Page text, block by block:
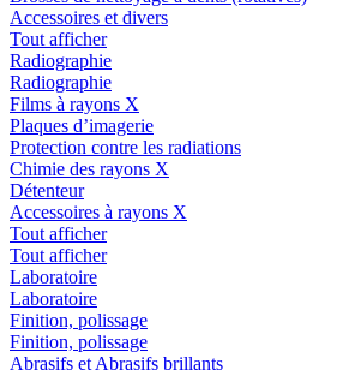
Accessoires et divers
Tout afficher
Radiographie
Radiographie
Films à rayons X
Plaques d’imagerie
Protection contre les radiations
Chimie des rayons X
Détenteur
Accessoires à rayons X
Tout afficher
Tout afficher
Laboratoire
Laboratoire
Finition, polissage
Finition, polissage
Abrasifs et Abrasifs brillants